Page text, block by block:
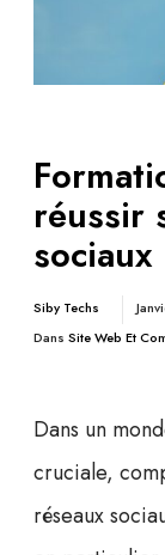
réussir
sociaux
Siby Techs
Dans Site Web Et
Dans un
cruciale,
réseaux